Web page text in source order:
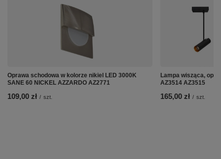
Oprawa schodowa w kolorze nikiel LED 3000K
SANE 60 NICKEL AZZARDO AZ2771
109,00 zł / szt.
Lampa wisząca,
AZ3514 AZ3515
165,00 zł / szt.